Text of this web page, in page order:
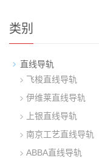
类别
直线导轨
飞梭直线导轨
伊维莱直线导轨
上银直线导轨
南京工艺直线导轨
ABBA直线导轨